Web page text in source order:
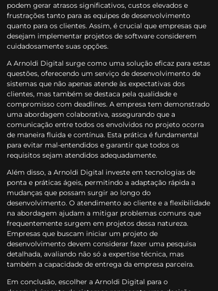
podem gerar atrasos significativos, custos elevados e
frustrações tanto para as equipes de desenvolvimento
quanto para os clientes. Assim, é crucial que empresas que
desejam implementar projetos de software considerem
cuidadosamente suas opções.
A Arnoldi Digital surge como uma solução eficaz para estas
questões, oferecendo um serviço de desenvolvimento de
sistemas que não apenas atende às expectativas dos
clientes, mas também se destaca pela qualidade e
compromisso com deadlines. A empresa tem demonstrado
uma abordagem colaborativa, assegurando que a
comunicação entre todos os envolvidos no projeto ocorra
de maneira fluida e contínua. Esta prática é fundamental
para evitar mal-entendidos e garantir que todos os
requisitos sejam atendidos adequadamente.
Além disso, a Arnoldi Digital investe em tecnologias de
ponta e práticas ágeis, permitindo a adaptação rápida a
mudanças que possam surgir ao longo do
desenvolvimento. O atendimento ao cliente e a flexibilidade
na abordagem ajudam a mitigar problemas comuns que
frequentemente surgem em projetos dessa natureza.
Empresas que buscam iniciar um projeto de
desenvolvimento devem considerar fazer uma pesquisa
detalhada, avaliando não só a expertise técnica, mas
também a capacidade de entrega da empresa parceira.
Em conclusão, escolher a Arnoldi Digital para o